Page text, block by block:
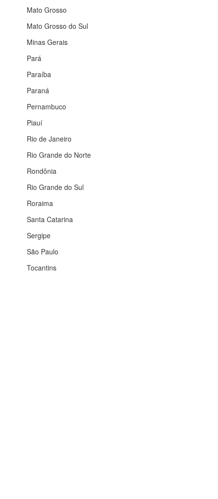
Mato Grosso
Mato Grosso do Sul
Minas Gerais
Pará
Paraíba
Paraná
Pernambuco
Piauí
Rio de Janeiro
Rio Grande do Norte
Rondônia
Rio Grande do Sul
Roraima
Santa Catarina
Sergipe
São Paulo
Tocantins